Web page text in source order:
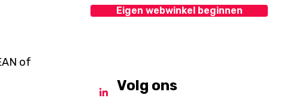
of
Eigen webwinkel beginnen
Volg ons